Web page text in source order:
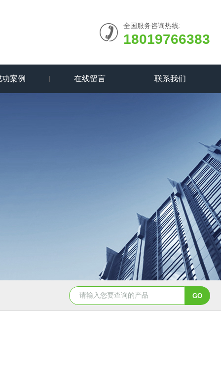
全国服务咨询热线:
18019766383
功案例 在线留言 联系我们
YSCYS-010臭氧老化试验设备